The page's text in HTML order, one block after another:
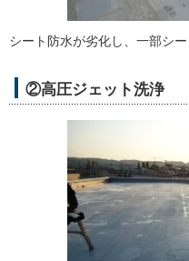
シート防水が劣化し、一部シー
②高圧ジェット洗浄